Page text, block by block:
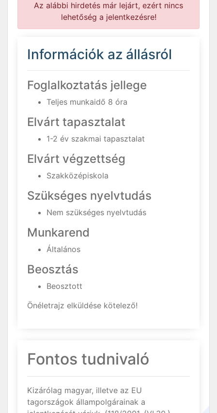
Az alábbi hirdetés már lejárt, ezért nincs
lehetőség a jelentkezésre!
Információk az állásról
Foglalkoztatás jellege
Teljes munkaidő 8 óra
Elvárt tapasztalat
1-2 év szakmai tapasztalat
Elvárt végzettség
Szakközépiskola
Szükséges nyelvtudás
Nem szükséges nyelvtudás
Munkarend
Általános
Beosztás
Beosztott
Önéletrajz elküldése kötelező!
Fontos tudnivaló
Kizárólag magyar, illetve az EU
tagországok állampolgárainak a